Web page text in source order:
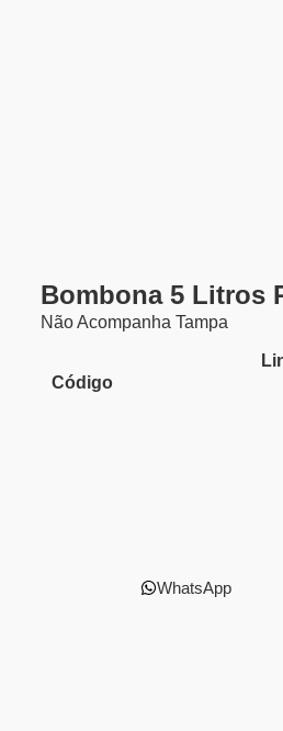
Bombona 5 Litros
Não Acompanha Tampa
Código
WhatsApp